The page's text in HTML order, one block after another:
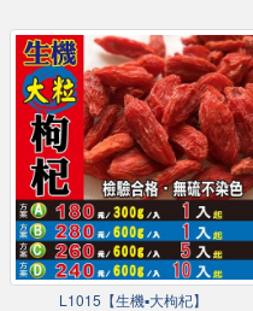
L1015【生機▪大枸杞】